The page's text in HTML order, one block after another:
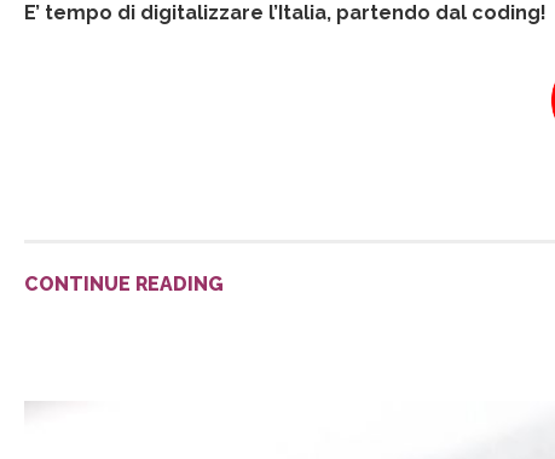
E’ tempo di digitalizzare l’Italia, partendo dal coding!
CONTINUE READING